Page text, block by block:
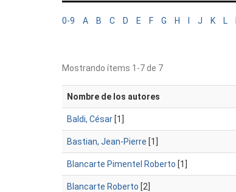
0-9 A B C D E F G H J K L
Mostrando ítems 1-7 de 7
Nombre de los autores
Baldi, César [1]
Bastian, Jean-Pierre [1]
Blancarte Pimentel Roberto [1]
Blancarte Roberto [2]